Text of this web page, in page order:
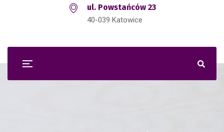
ul. Powstańców 23
40-039 Katowice